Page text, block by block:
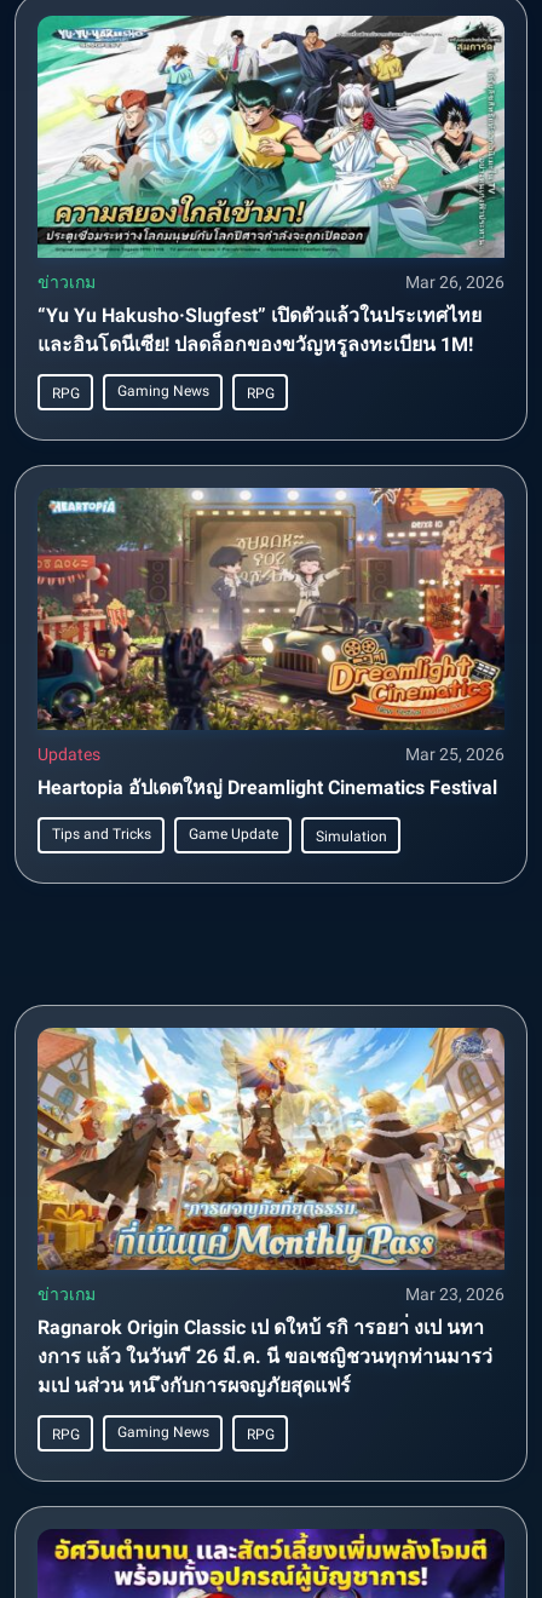
ข่าวเกม Mar 26, 2026
“Yu Yu Hakusho·Slugfest” เปิดตัวแล้วในประเทศไทย
และอินโดนีเซีย! ปลดล็อกของขวัญหรูลงทะเบียน 1M!
RPG Gaming News RPG
Updates Mar 25, 2026
Heartopia อัปเดตใหญ่ Dreamlight Cinematics Festival
Tips and Tricks Game Update Simulation
ข่าวเกม Mar 23, 2026
Ragnarok Origin Classic เป ดใหบ้ รกิ ารอยา่ งเป นทา
งการ แล้ว ในวันท ี 26 มี.ค. นี ขอเชญิชวนทุกท่านมารว่
มเป นส่วน หน ึงกับการผจญภัยสุดแฟร์
RPG Gaming News RPG